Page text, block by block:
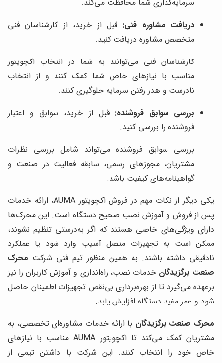
سرمایه‌گذاری شما محافظت می‌کند.
دریافت مشاوره فنی: قبل از خرید، از کارشناسان فنی
متخصص مشاوره دریافت کنید.
کارشناسان فنی می‌توانند به شما در انتخاب اکچویتور
مناسب با نیازهای خاص شما کمک کنند و از انتخاب
نادرست و هدر رفتن سرمایه جلوگیری کنند.
بررسی سوابق فروشنده: قبل از خرید، سوابق و اعتبار
فروشنده را بررسی کنید.
بررسی سوابق فروشنده می‌تواند شامل بررسی نظرات
مشتریان، مجوزهای رسمی، سابقه فعالیت در صنعت و
گواهینامه‌های کیفیت باشد.
یکی دیگر از نکات مهم در فروش اکچویتور AUMA، ارائه خدمات
پس از فروش و آموزش نصب صحیح دستگاه است. این محرک‌ها
دارای ویژگی‌های خاصی هستند که اگر به‌درستی تنظیم نشوند،
ممکن است به تجهیزات متصل آسیب وارد شود یا عملکرد
نادقیقی داشته باشند. به همین منظور تیم فنی شرکت محرک
صنعت برگزیدگان خدمات نصب، راه‌اندازی و آموزش کاربران را نیز
برعهده می‌گیرد تا از بهره‌برداری بی‌نقص تجهیزات اطمینان حاصل
شود و عمر مفید دستگاه افزایش یابد.
محرک صنعت برگزیدگان با ارائه خدمات مشاوره‌ای تخصصی، به
مشتریان کمک می‌کند تا اکچویتور AUMA مناسب با نیازهای
خاص خود را انتخاب کنند. این شرکت با داشتن تیمی از